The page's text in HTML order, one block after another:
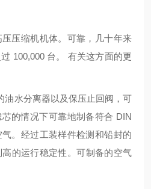
压缩机机体。可靠，几十年来
100,000 台。 有关这方面的更
油水分离器以及保压止回阀，可
的情况下可靠地制备符合 DIN
。经过工装样件检测和铅封的
的运行稳定性。可制备的空气